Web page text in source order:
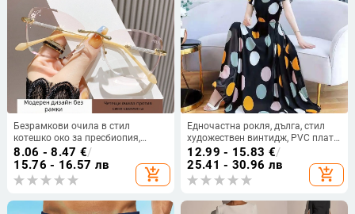
Безрамкови очила в стил
котешко око за пресбиопия,
розов градиент, анти-синя
светлина, HD яснота, елегантен
дизайн
8.06 - 8.47 €/
15.76 - 16.57 лв
add_shopping_cart
Едночастна рокля, дълга, стил
художествен винтидж, PVC плат,
кръгло деколте, къси ръкави,
пролет 2025
12.99 - 15.83 €/
25.41 - 30.96 лв
add_shopping_cart